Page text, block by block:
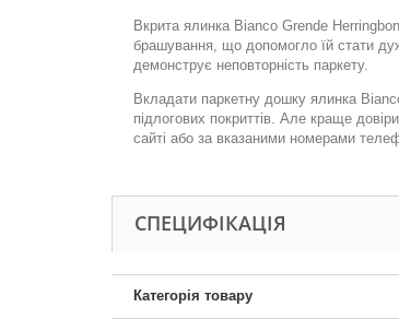
Вкрита ялинка Bianco Grende
брашування, що допомогло їй стати
демонструє неповторність паркету.
Вкладати паркетну дошку ялинка
підлогових покриттів. Але краще
сайті або за вказаними номерами
СПЕЦИФІКАЦІЯ
Категорія товару